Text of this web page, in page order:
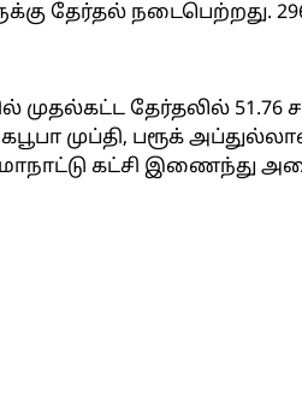
தேர்தல் நடைபெற்றது.
முதல்கட்ட தேர்தலில் 51.76
முப்தி, பரூக்
கட்சி இணைந்து